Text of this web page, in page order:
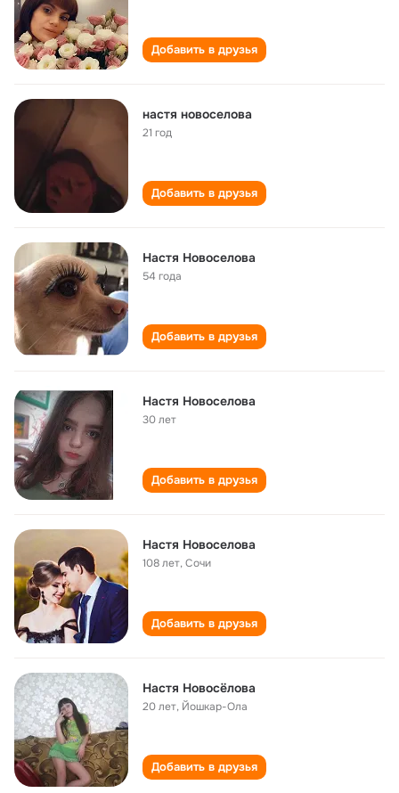
Добавить в друзья
настя новоселова
21 год
Добавить в друзья
Настя Новоселова
54 года
Добавить в друзья
Настя Новоселова
30 лет
Добавить в друзья
Настя Новоселова
108 лет,Сочи
Добавить в друзья
Настя Новосёлова
20 лет, Йошкар-Ола
Добавить в друзья